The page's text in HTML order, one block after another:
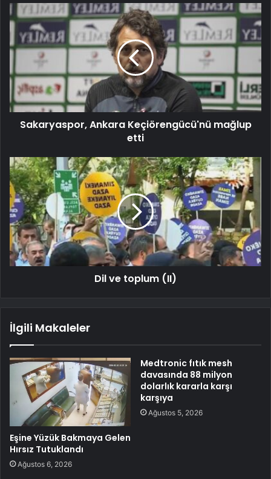
Sakaryaspor, Ankara Keçiörengücü'nü mağlup
etti
Dil ve toplum (II)
İlgili Makaleler
Eşine Yüzük Bakmaya Gelen
Hırsız Tutuklandı
Ağustos 6, 2026
Medtronic fıtık mesh
davasında 88 milyon
dolarlık kararla karşı
karşıya
Ağustos 5, 2026